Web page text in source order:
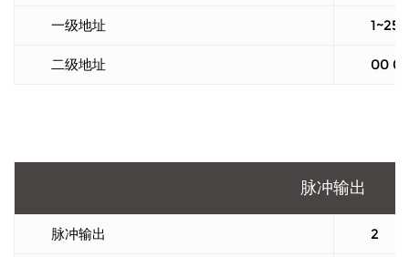
一级地址 1~250
二级地址 00
脉冲输出
脉冲输出 2